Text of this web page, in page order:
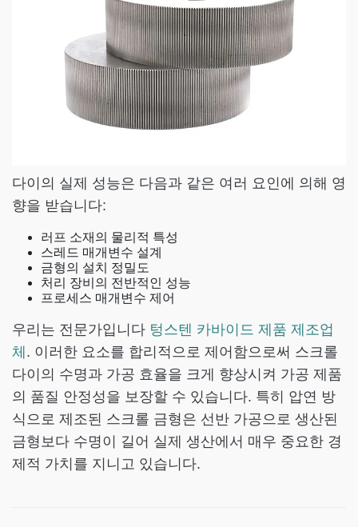
다이의 실제 성능은 다음과 같은 여러 요인에 의해 영
향을 받습니다:
러프 소재의 물리적 특성
스레드 매개변수 설계
금형의 설치 정밀도
처리 장비의 전반적인 성능
프로세스 매개변수 제어
우리는 전문가입니다 텅스텐 카바이드 제품 제조업
체. 이러한 요소를 합리적으로 제어함으로써 스크롤
다이의 수명과 가공 효율을 크게 향상시켜 가공 제품
의 품질 안정성을 보장할 수 있습니다. 특히 압연 방
식으로 제조된 스크롤 금형은 선반 가공으로 생산된
금형보다 수명이 길어 실제 생산에서 매우 중요한 경
제적 가치를 지니고 있습니다.